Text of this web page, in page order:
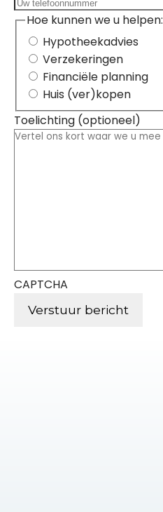
Hoe kunnen we u helpen:
Hypotheekadvies
Verzekeringen
Financiële planning
Huis (ver)kopen
Toelichting (optioneel)
CAPTCHA